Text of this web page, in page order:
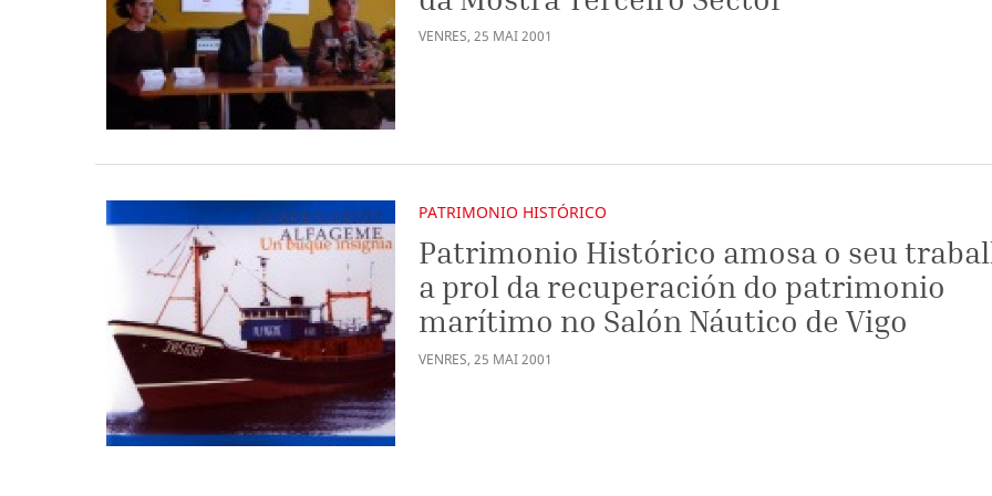
VENRES,25 MAI2001
PATRIMONIO HISTÓRICO
Patrimonio Histórico amosa o seu
a prol da recuperación do patrimonio
marítimo no Salón Náutico de Vigo
VENRES,25 MAI2001